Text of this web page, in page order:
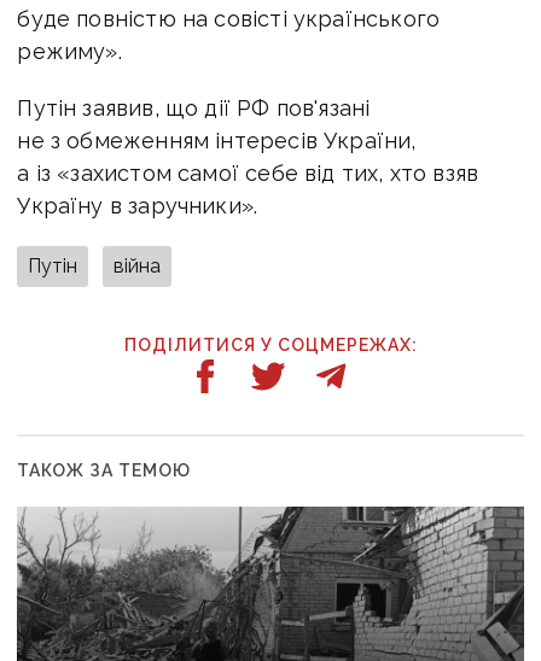
буде повністю на совісті українського
режиму».
Путін заявив, що дії РФ пов'язані
не з обмеженням інтересів України,
а із «захистом самої себе від тих, хто взяв
Україну в заручники».
Путін війна
ПОДІЛИТИСЯ У СОЦМЕРЕЖАХ:
ТАКОЖ ЗА ТЕМОЮ